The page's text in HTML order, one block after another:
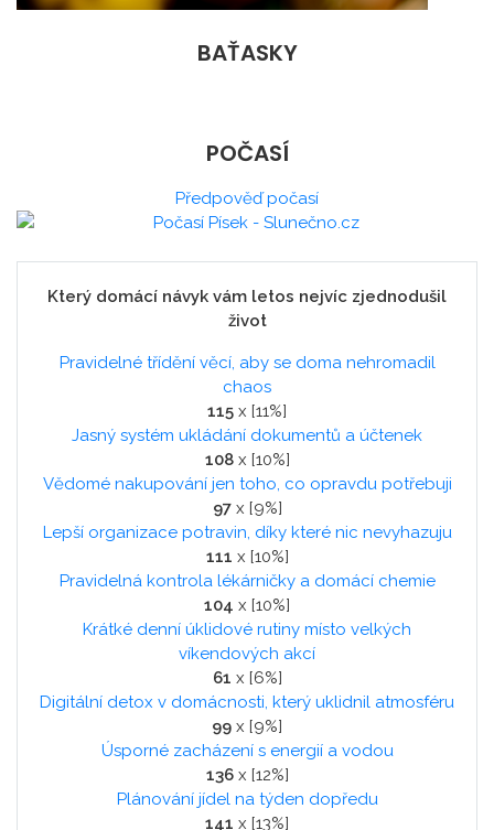
BAŤASKY
POČASÍ
Předpověď počasí
Který domácí návyk vám letos nejvíc zjednodušil
život
Pravidelné třídění věcí, aby se doma nehromadil
chaos
115 x [11%]
Jasný systém ukládání dokumentů a účtenek
108x [10%]
Vědomé nakupování jen toho, co opravdu potřebuji
97x [9%]
Lepší organizace potravin, díky které nic nevyhazuju
111 x [10%]
Pravidelná kontrola lékárničky a domácí chemie
104 x [10%]
Krátké denní úklidové rutiny místo velkých
víkendových akcí
61 x [6%]
Digitální detox v domácnosti, který uklidnil atmosféru
99 x [9%]
Úsporné zacházení s energií a vodou
136x [12%]
Plánování jídel na týden dopředu
141 x [13%]